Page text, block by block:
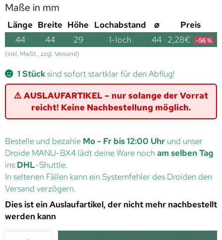
Maße in mm
Länge Breite Höhe Lochabstand ⌀
Preis
44
44 29 1-loch 44 2,28€ -56 %
(inkl. MwSt., zzgl. Versand)
1 Stücksind sofort startklar für den Abflug!
⚠️ AUSLAUFARTIKEL – nur solange der Vorrat
reicht! Keine Nachbestellung möglich.
Bestelle und bezahle Mo - Fr bis 12:00 Uhr und unser
Droide MANU-BX4 lädt deine Ware noch am selben Tag
ins DHL-Shuttle.
In seltenen Fällen kann ein Systemfehler des Droiden den
Versand verzögern.
Dies ist ein Auslaufartikel, der nicht mehr nachbestellt
werden kann